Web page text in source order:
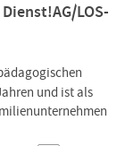
LOS-
und ist als